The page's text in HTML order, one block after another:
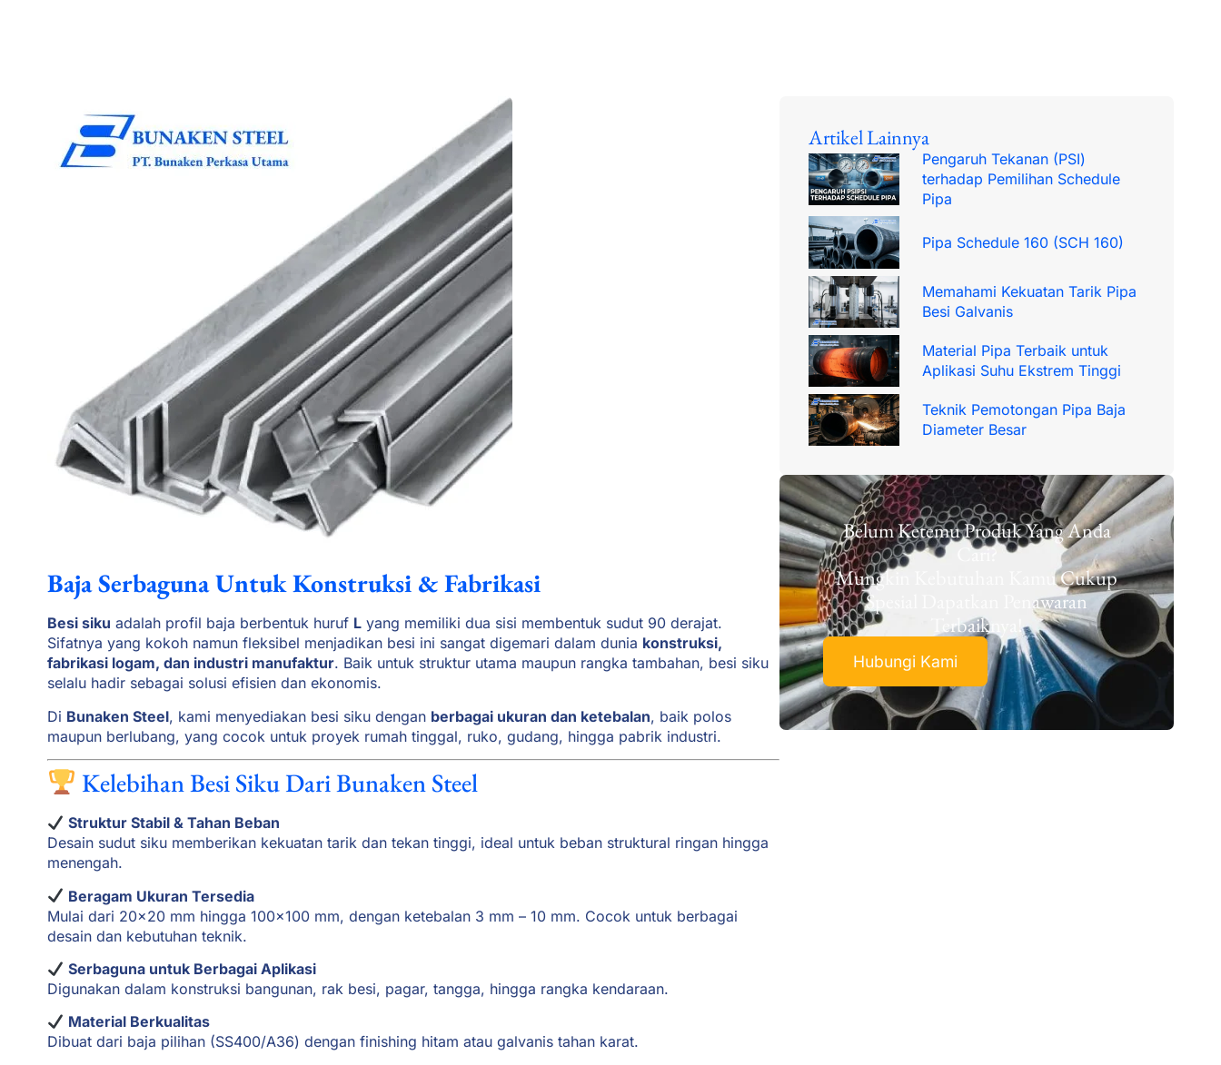
Baja Serbaguna Untuk Konstruksi & Fabrikasi
Besi siku adalah profil baja berbentuk huruf L yang memiliki dua sisi membentuk sudut 90 derajat.
Sifatnya yang kokoh namun fleksibel menjadikan besi ini sangat digemari dalam dunia konstruksi,
fabrikasi logam, dan industri manufaktur. Baik untuk struktur utama maupun rangka tambahan, besi siku
selalu hadir sebagai solusi efisien dan ekonomis.
Di Bunaken Steel, kami menyediakan besi siku dengan berbagai ukuran dan ketebalan, baik polos
maupun berlubang, yang cocok untuk proyek rumah tinggal, ruko, gudang, hingga pabrik industri.
Kelebihan Besi Siku Dari Bunaken Steel
Struktur Stabil & Tahan Beban
Desain sudut siku memberikan kekuatan tarik dan tekan tinggi, ideal untuk beban struktural ringan hingga
menengah.
Beragam Ukuran Tersedia
Mulai dari 20×20 mm hingga 100×100 mm, dengan ketebalan 3 mm – 10 mm. Cocok untuk berbagai
desain dan kebutuhan teknik.
Serbaguna untuk Berbagai Aplikasi
Digunakan dalam konstruksi bangunan, rak besi, pagar, tangga, hingga rangka kendaraan.
Material Berkualitas
Dibuat dari baja pilihan (SS400/A36) dengan finishing hitam atau galvanis tahan karat.
Artikel Lainnya
Pengaruh Tekanan (PSI)
terhadap Pemilihan Schedule
Pipa
Pipa Schedule 160 (SCH 160)
Memahami Kekuatan Tarik Pipa
Besi Galvanis
Material Pipa Terbaik untuk
Aplikasi Suhu Ekstrem Tinggi
Teknik Pemotongan Pipa Baja
Diameter Besar
Belum Ketemu Produk Yang Anda
Cari?
Mungkin Kebutuhan Kamu Cukup
Spesial Dapatkan Penawaran
Terbaiknya!
Hubungi Kami